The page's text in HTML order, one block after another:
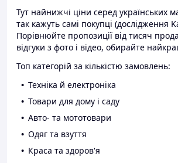
Тут найнижчі ціни серед українських
так кажуть самі покупці (дослідження
Порівнюйте пропозиції від тисяч
відгуки з фото і відео, обирайте
Топ категорій за кількістю замовлень:
Техніка й електроніка
Товари для дому і саду
Авто- та мототовари
Одяг та взуття
Краса та здоров'я